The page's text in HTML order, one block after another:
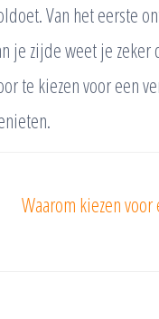
Van het eerste
je zijde weet je zeker
te kiezen voor een
Waarom kiezen